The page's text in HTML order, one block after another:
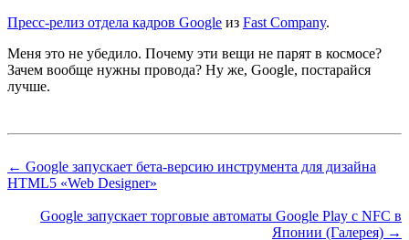
Пресс-релиз отдела кадров Google из Fast Company.
Меня это не убедило. Почему эти вещи не парят в космосе?
Зачем вообще нужны провода? Ну же, Google, постарайся
лучше.
← Google запускает бета-версию инструмента для дизайна
HTML5 «Web Designer»
Google запускает торговые автоматы Google Play с NFC в
Японии (Галерея) →